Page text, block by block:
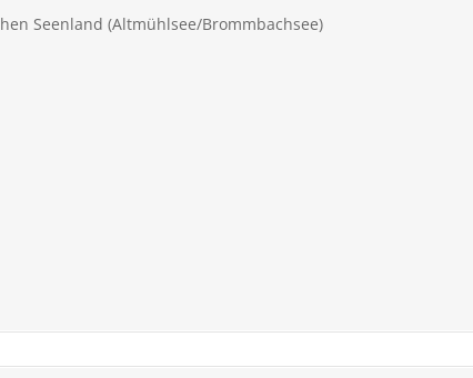
Seenland (Altmühlsee/Brommbachsee)